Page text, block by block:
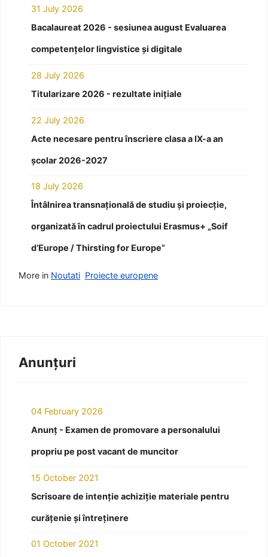
31 July 2026
Bacalaureat 2026 - sesiunea august Evaluarea
competențelor lingvistice și digitale
28 July 2026
Titularizare 2026 - rezultate inițiale
22 July 2026
Acte necesare pentru înscriere clasa a IX-a an
școlar 2026-2027
18 July 2026
Întâlnirea transnațională de studiu și proiecție,
organizată în cadrul proiectului Erasmus+ „Soif
d’Europe / Thirsting for Europe”
More in Noutati Proiecte europene
Anunțuri
04 February 2026
Anunț - Examen de promovare a personalului
propriu pe post vacant de muncitor
15 October 2021
Scrisoare de intenție achiziție materiale pentru
curățenie și întreținere
01 October 2021